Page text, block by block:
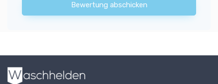
Bewertung abschicken